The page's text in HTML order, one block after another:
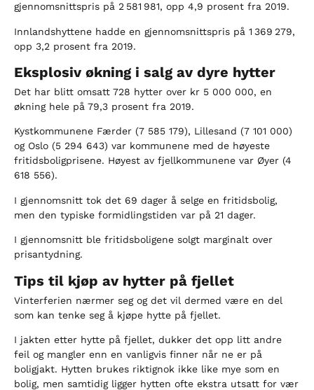
gjennomsnittspris på 2 581 981, opp 4,9 prosent fra 2019.
Innlandshyttene hadde en gjennomsnittspris på 1 369 279,
opp 3,2 prosent fra 2019.
Eksplosiv økning i salg av dyre hytter
Det har blitt omsatt 728 hytter over kr 5 000 000, en
økning hele på 79,3 prosent fra 2019.
Kystkommunene Færder (7 585 179), Lillesand (7 101 000)
og Oslo (5 294 643) var kommunene med de høyeste
fritidsboligprisene. Høyest av fjellkommunene var Øyer (4
618 556).
I gjennomsnitt tok det 69 dager å selge en fritidsbolig,
men den typiske formidlingstiden var på 21 dager.
I gjennomsnitt ble fritidsboligene solgt marginalt over
prisantydning.
Tips til kjøp av hytter på fjellet
Vinterferien nærmer seg og det vil dermed være en del
som kan tenke seg å kjøpe hytte på fjellet.
I jakten etter hytte på fjellet, dukker det opp litt andre
feil og mangler enn en vanligvis finner når ne er på
boligjakt. Hytten brukes riktignok ikke like mye som en
bolig, men samtidig ligger hytten ofte ekstra utsatt for vær